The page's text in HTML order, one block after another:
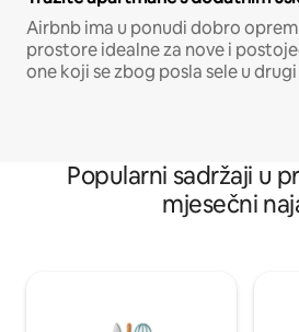
Airbnb ima u ponudi dobro
prostore idealne za nove i
one koji se zbog posla sele u
Popularni sadržaji u
mjesečni